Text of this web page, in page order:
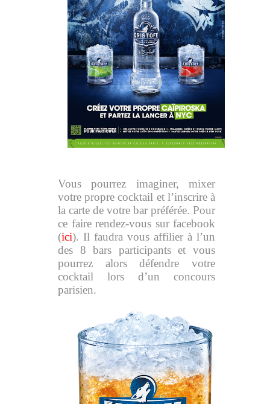
Vous pourrez imaginer, mixer
votre propre cocktail et l’inscrire à
la carte de votre bar préférée. Pour
ce faire rendez-vous sur facebook
(ici). Il faudra vous affilier à l’un
des 8 bars participants et vous
pourrez alors défendre votre
cocktail lors d’un concours
parisien.